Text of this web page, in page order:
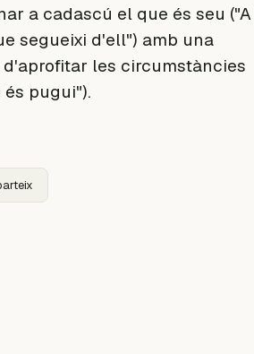
a cadascú el que és seu ("A
segueixi d'ell") amb una
les circumstàncies
pugui").